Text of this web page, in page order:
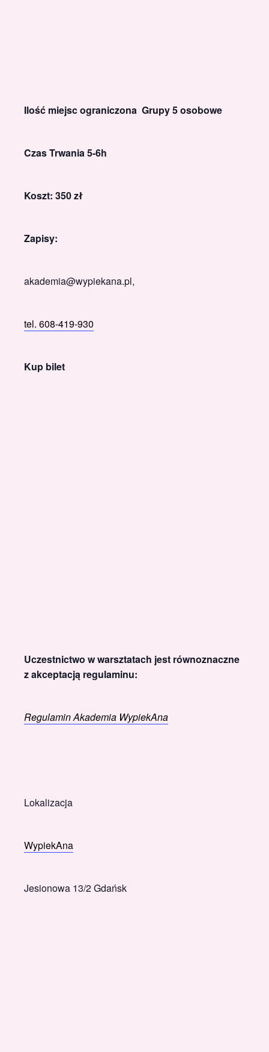
Ilość miejsc ograniczona Grupy 5 osobowe
Czas Trwania 5-6h
Koszt: 350 zł
Zapisy:
akademia@wypiekana.pl,
tel. 608-419-930
Kup bilet
Uczestnictwo w warsztatach jest równoznaczne
z akceptacją regulaminu:
Regulamin Akademia WypiekAna
Lokalizacja
WypiekAna
Jesionowa 13/2 Gdańsk